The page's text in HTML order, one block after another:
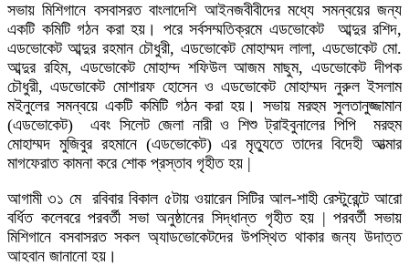
সভায় মিশিগানে বসবাসরত বাংলাদেশি আইনজবীবীদের মধ্যে সমন্বয়ের জন্য
একটি কমিটি গঠন করা হয়। পরে সর্বসম্মতিক্রমে এডভোকেট আব্দুর রশিদ,
এডভোকেট আব্দুর রহমান চৌধুরী, এডভোকেট মোহাম্মদ লালা, এডভোকেট মো.
আব্দুর রহিম, এডভোকেট মোহাম্দ শফিউল আজম মাছুম, এডভোকেট দীপক
চৌধুরী, এডভোকেট মোশারফ হোসেন ও এডভোকেট মোহাম্মদ নুরুল ইসলাম
মইনুলের সমন্বয়ে একটি কমিটি গঠন করা হয়। সভায় মরহুম সুলতানুজ্জামান
(এডভোকেট) এবং সিলেট জেলা নারী ও শিশু ট্রাইবুনালের পিপি মরহুম
মোহাম্মদ মুজিবুর রহমানে (এডভোকেট) এর মৃত্যুতে তাদের বিদেহী আত্মার
মাগফেরাত কামনা করে শোক প্রস্তাব গৃহীত হয় |
আগামী ৩১ মে রবিবার বিকাল ৫টায় ওয়ারেন সিটির আল-শাহী রেস্টুরেন্টে আরো
বর্ধিত কলেবরে পরবর্তী সভা অনুষ্ঠানের সিদ্ধান্ত গৃহীত হয় | পরবর্তী সভায়
মিশিগানে বসবাসরত সকল অ্যাডভোকেটদের উপস্থিত থাকার জন্য উদাত্ত
আহবান জানানো হয়।